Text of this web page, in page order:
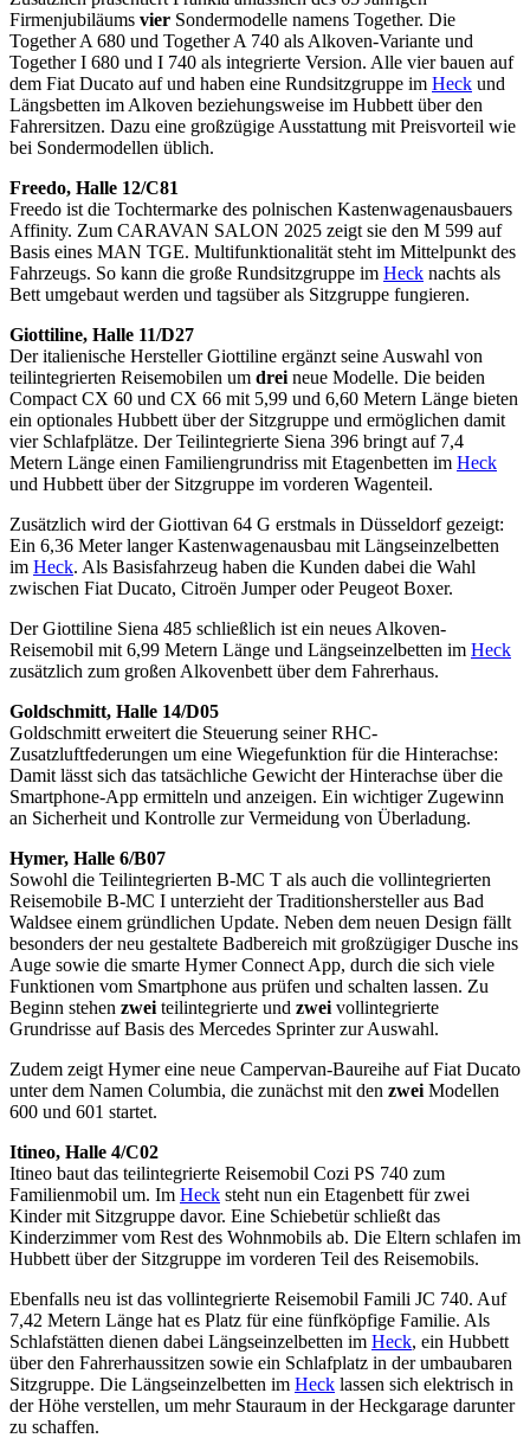
Firmenjubiläums vier Sondermodelle namens Together. Die
Together A 680 und Together A 740 als Alkoven-Variante und
Together I 680 und I 740 als integrierte Version. Alle vier bauen auf
dem Fiat Ducato auf und haben eine Rundsitzgruppe im Heck und
Längsbetten im Alkoven beziehungsweise im Hubbett über den
Fahrersitzen. Dazu eine großzügige Ausstattung mit Preisvorteil wie
bei Sondermodellen üblich.
Freedo, Halle 12/C81
Freedo ist die Tochtermarke des polnischen Kastenwagenausbauers
Affinity. Zum CARAVAN SALON 2025 zeigt sie den M 599 auf
Basis eines MAN TGE. Multifunktionalität steht im Mittelpunkt des
Fahrzeugs. So kann die große Rundsitzgruppe im Heck nachts als
Bett umgebaut werden und tagsüber als Sitzgruppe fungieren.
Giottiline, Halle 11/D27
Der italienische Hersteller Giottiline ergänzt seine Auswahl von
teilintegrierten Reisemobilen um drei neue Modelle. Die beiden
Compact CX 60 und CX 66 mit 5,99 und 6,60 Metern Länge bieten
ein optionales Hubbett über der Sitzgruppe und ermöglichen damit
vier Schlafplätze. Der Teilintegrierte Siena 396 bringt auf 7,4
Metern Länge einen Familiengrundriss mit Etagenbetten im Heck
und Hubbett über der Sitzgruppe im vorderen Wagenteil.
Zusätzlich wird der Giottivan 64 G erstmals in Düsseldorf gezeigt:
Ein 6,36 Meter langer Kastenwagenausbau mit Längseinzelbetten
im Heck. Als Basisfahrzeug haben die Kunden dabei die Wahl
zwischen Fiat Ducato, Citroën Jumper oder Peugeot Boxer.
Der Giottiline Siena 485 schließlich ist ein neues Alkoven-
Reisemobil mit 6,99 Metern Länge und Längseinzelbetten im Heck
zusätzlich zum großen Alkovenbett über dem Fahrerhaus.
Goldschmitt, Halle 14/D05
Goldschmitt erweitert die Steuerung seiner RHC-
Zusatzluftfederungen um eine Wiegefunktion für die Hinterachse:
Damit lässt sich das tatsächliche Gewicht der Hinterachse über die
Smartphone-App ermitteln und anzeigen. Ein wichtiger Zugewinn
an Sicherheit und Kontrolle zur Vermeidung von Überladung.
Hymer, Halle 6/B07
Sowohl die Teilintegrierten B-MC T als auch die vollintegrierten
Reisemobile B-MC I unterzieht der Traditionshersteller aus Bad
Waldsee einem gründlichen Update. Neben dem neuen Design fällt
besonders der neu gestaltete Badbereich mit großzügiger Dusche ins
Auge sowie die smarte Hymer Connect App, durch die sich viele
Funktionen vom Smartphone aus prüfen und schalten lassen. Zu
Beginn stehen zwei teilintegrierte und zwei vollintegrierte
Grundrisse auf Basis des Mercedes Sprinter zur Auswahl.
Zudem zeigt Hymer eine neue Campervan-Baureihe auf Fiat Ducato
unter dem Namen Columbia, die zunächst mit den zwei Modellen
600 und 601 startet.
Itineo, Halle 4/C02
Itineo baut das teilintegrierte Reisemobil Cozi PS 740 zum
Familienmobil um. Im Heck steht nun ein Etagenbett für zwei
Kinder mit Sitzgruppe davor. Eine Schiebetür schließt das
Kinderzimmer vom Rest des Wohnmobils ab. Die Eltern schlafen im
Hubbett über der Sitzgruppe im vorderen Teil des Reisemobils.
Ebenfalls neu ist das vollintegrierte Reisemobil Famili JC 740. Auf
7,42 Metern Länge hat es Platz für eine fünfköpfige Familie. Als
Schlafstätten dienen dabei Längseinzelbetten im Heck, ein Hubbett
über den Fahrerhaussitzen sowie ein Schlafplatz in der umbaubaren
Sitzgruppe. Die Längseinzelbetten im Heck lassen sich elektrisch in
der Höhe verstellen, um mehr Stauraum in der Heckgarage darunter
zu schaffen.